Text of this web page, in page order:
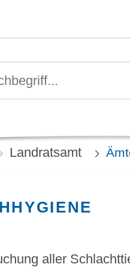
Landratsamt
aller